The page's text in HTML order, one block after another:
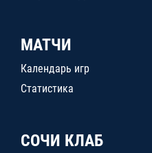
МАТЧИ
Календарь игр
Статистика
СОЧИ КЛАБ